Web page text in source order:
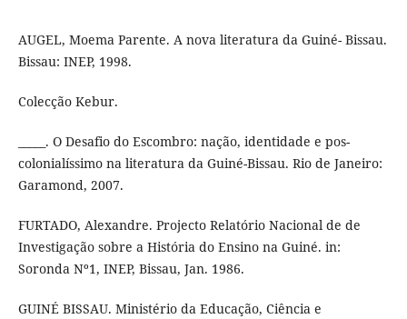
AUGEL, Moema Parente. A nova literatura da Guiné- Bissau.
Bissau: INEP, 1998.
Colecção Kebur.
_____. O Desafio do Escombro: nação, identidade e pos-
colonialíssimo na literatura da Guiné-Bissau. Rio de Janeiro:
Garamond, 2007.
FURTADO, Alexandre. Projecto Relatório Nacional de de
Investigação sobre a História do Ensino na Guiné. in:
Soronda Nº1, INEP, Bissau, Jan. 1986.
GUINÉ BISSAU. Ministério da Educação, Ciência e